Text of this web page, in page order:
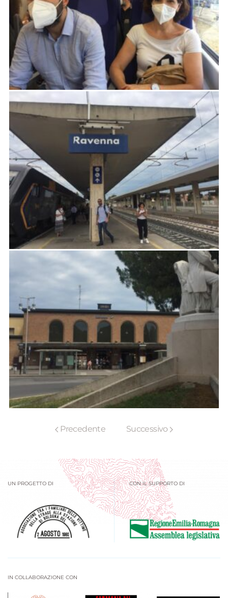
Precedente Successivo
UN PROGETTO DI CON IL SUPPORTO DI
IN COLLABORAZIONE CON